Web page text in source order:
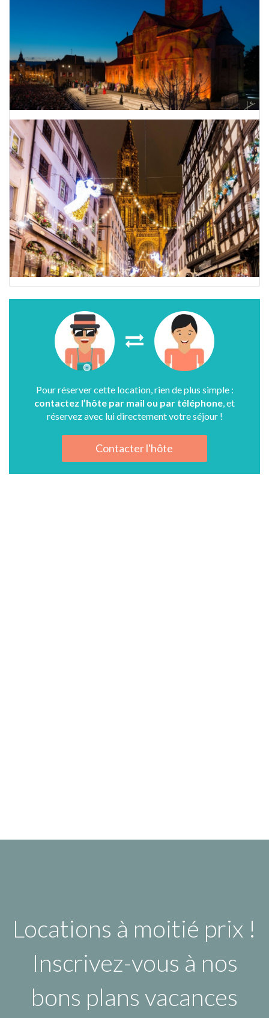
Pour réserver cette location, rien de plus simple :
contactez l’hôte par mail ou par téléphone, et
réservez avec lui directement votre séjour !
Contacter l'hôte
Locations à moitié prix !
Inscrivez-vous à nos
bons plans vacances